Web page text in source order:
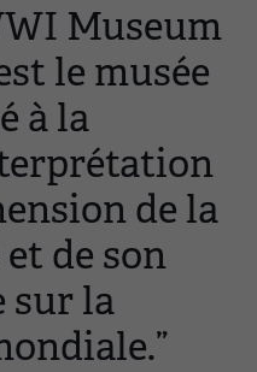
Museum
le musée
à la
de la
de son
sur la